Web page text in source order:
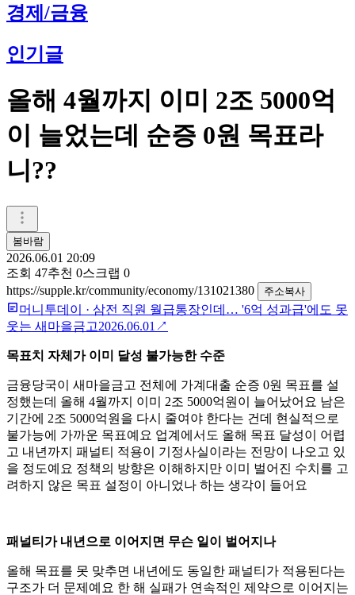
경제/금융
인기글
올해 4월까지 이미 2조 5000억
이 늘었는데 순증 0원 목표라
니??
봄바람
2026.06.01 20:09
조회 47추천 0스크랩 0
https://supple.kr/community/economy/131021380
주소복사
머니투데이 · 삼전 직원 월급통장인데… '6억 성과급'에도 못
웃는 새마을금고2026.06.01 ↗
목표치 자체가 이미 달성 불가능한 수준
금융당국이 새마을금고 전체에 가계대출 순증 0원 목표를 설
정했는데 올해 4월까지 이미 2조 5000억원이 늘어났어요 남은
기간에 2조 5000억원을 다시 줄여야 한다는 건데 현실적으로
불가능에 가까운 목표예요 업계에서도 올해 목표 달성이 어렵
고 내년까지 패널티 적용이 기정사실이라는 전망이 나오고 있
을 정도예요 정책의 방향은 이해하지만 이미 벌어진 수치를 고
려하지 않은 목표 설정이 아니었나 하는 생각이 들어요
패널티가 내년으로 이어지면 무슨 일이 벌어지나
올해 목표를 못 맞추면 내년에도 동일한 패널티가 적용된다는
구조가 더 문제예요 한 해 실패가 연속적인 제약으로 이어지는